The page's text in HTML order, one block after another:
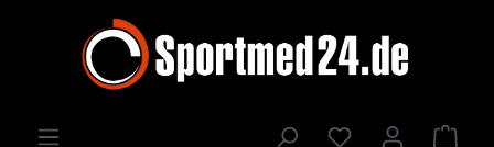
Zum Hauptinhalt springen
Du hast 0